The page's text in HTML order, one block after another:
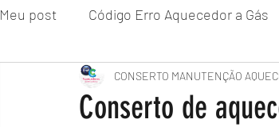
Meu post Código Erro Aquecedor a Gás
"ZONA NORTE RJ" Conserto|Aquecedor
Conserto de
CONSERTO MANUTENÇÃO